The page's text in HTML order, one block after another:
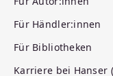
Für Händler:innen
Für Bibliotheken
Karriere bei Hanser